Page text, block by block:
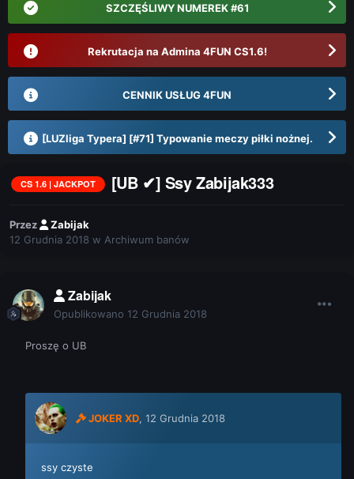
SZCZĘŚLIWY NUMEREK #61
Rekrutacja na Admina 4FUN CS1.6!
CENNIK USŁUG 4FUN
[LUZliga Typera] [#71] Typowanie meczy piłki nożnej.
CS 1.6 | JACKPOT [UB ✔] Ssy Zabijak333
Przez
Zabijak
12 Grudnia 2018 w Archiwum banów
Zabijak
Opublikowano 12 Grudnia 2018
Proszę o UB
JOKER XD, 12 Grudnia 2018
ssy czyste